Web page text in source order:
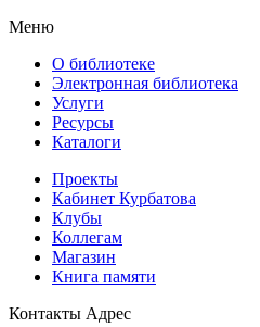
Меню
О библиотеке
Электронная библиотека
Услуги
Ресурсы
Каталоги
Проекты
Кабинет Курбатова
Клубы
Коллегам
Магазин
Книга памяти
Контакты Адрес